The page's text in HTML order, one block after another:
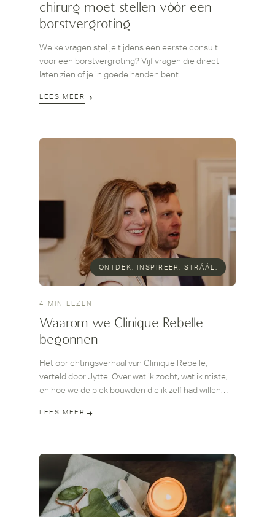
chirurg moet stellen vóór een
borstvergroting
Welke vragen stel je tijdens een eerste consult
voor een borstvergroting? Vijf vragen die direct
laten zien of je in goede handen bent.
LEES MEER
ONTDEK. INSPIREER. STRÁÁL.
4 MIN LEZEN
Waarom we Clinique Rebelle
begonnen
Het oprichtingsverhaal van Clinique Rebelle,
verteld door Jytte. Over wat ik zocht, wat ik miste,
en hoe we de plek bouwden die ik zelf had willen
LEES MEER